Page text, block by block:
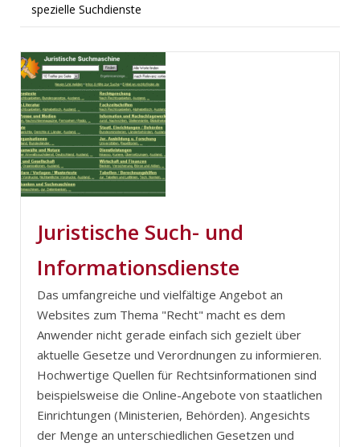
spezielle Suchdienste
Juristische Such- und
Informationsdienste
Das umfangreiche und vielfältige Angebot an
Websites zum Thema "Recht" macht es dem
Anwender nicht gerade einfach sich gezielt über
aktuelle Gesetze und Verordnungen zu informieren.
Hochwertige Quellen für Rechtsinformationen sind
beispielsweise die Online-Angebote von staatlichen
Einrichtungen (Ministerien, Behörden). Angesichts
der Menge an unterschiedlichen Gesetzen und